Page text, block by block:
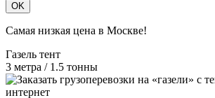
OK
Самая низкая цена в Москве!
Газель тент
3 метра / 1.5 тонны